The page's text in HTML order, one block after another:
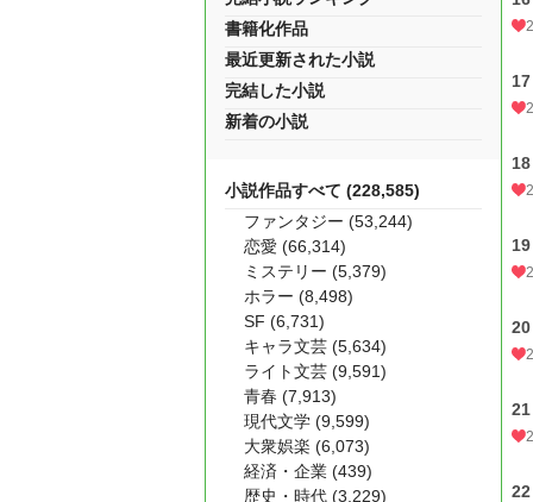
17
18
19
20
21
22
書籍化作品
最近更新された小説
完結した小説
新着の小説
小説作品すべて (228,585)
ファンタジー (53,244)
恋愛 (66,314)
ミステリー (5,379)
ホラー (8,498)
SF (6,731)
キャラ文芸 (5,634)
ライト文芸 (9,591)
青春 (7,913)
現代文学 (9,599)
大衆娯楽 (6,073)
経済・企業 (439)
歴史・時代 (3,229)